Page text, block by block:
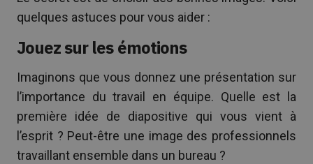
quelques astuces pour vous aider :
Jouez sur les émotions
Imaginons que vous donnez une présentation sur
l’importance du travail en équipe. Quelle est la
première idée de diapositive qui vous vient à
l’esprit ? Peut-être une image des professionnels
travaillant ensemble dans un bureau ?